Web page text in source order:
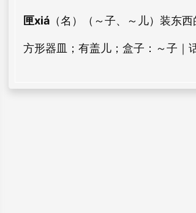
匣xiá （名）（～子、～儿）装东
方形器皿；有盖儿；盒子： ～子｜